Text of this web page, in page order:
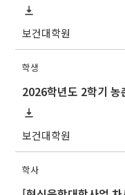
보건대학원
학생
2026학년도 2학기
보건대학원
학사